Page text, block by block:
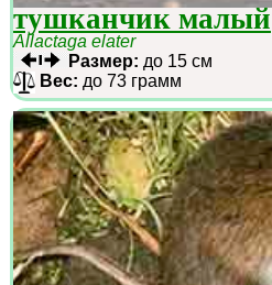
тушканчик малый
Allactaga elater
Размер: до 15 см
Вес: до 73 грамм